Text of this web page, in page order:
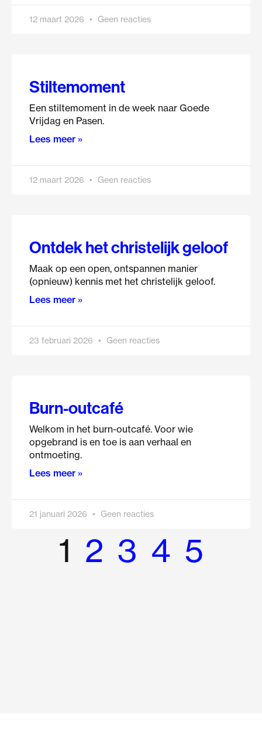
12 maart 2026 Geen reacties
Stiltemoment
Een stiltemoment in de week naar Goede
Vrijdag en Pasen.
Lees meer »
12 maart 2026 Geen reacties
Ontdek het christelijk geloof
Maak op een open, ontspannen manier
(opnieuw) kennis met het christelijk geloof.
Lees meer »
23 februari 2026 Geen reacties
Burn-outcafé
Welkom in het burn-outcafé. Voor wie
opgebrand is en toe is aan verhaal en
ontmoeting.
Lees meer »
21 januari 2026 Geen reacties
1 2 3 4 5